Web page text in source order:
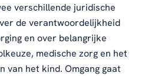
verschillende juridische
de verantwoordelijkheid
en over belangrijke
medische zorg en het
van het kind. Omgang gaat